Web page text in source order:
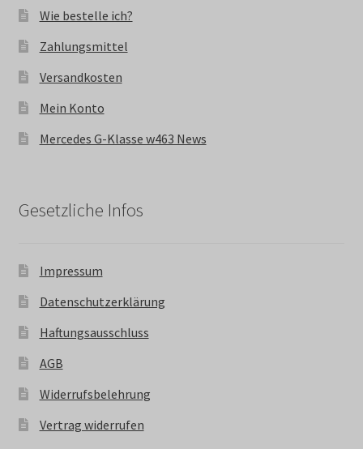
Wie bestelle ich?
Zahlungsmittel
Versandkosten
Mein Konto
Mercedes G-Klasse w463 News
Gesetzliche Infos
Impressum
Datenschutzerklärung
Haftungsausschluss
AGB
Widerrufsbelehrung
Vertrag widerrufen